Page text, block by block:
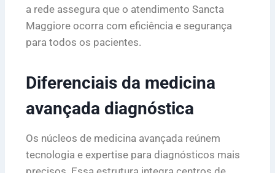
a rede assegura que o atendimento Sancta
Maggiore ocorra com eficiência e segurança
para todos os pacientes.
Diferenciais da medicina
avançada diagnóstica
Os núcleos de medicina avançada reúnem
tecnologia e expertise para diagnósticos mais